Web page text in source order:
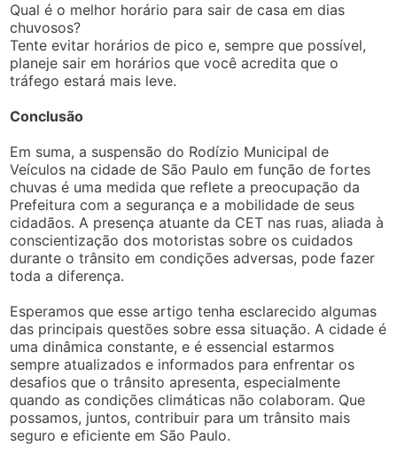
Qual é o melhor horário para sair de casa em dias
chuvosos?
Tente evitar horários de pico e, sempre que possível,
planeje sair em horários que você acredita que o
tráfego estará mais leve.
Conclusão
Em suma, a suspensão do Rodízio Municipal de
Veículos na cidade de São Paulo em função de fortes
chuvas é uma medida que reflete a preocupação da
Prefeitura com a segurança e a mobilidade de seus
cidadãos. A presença atuante da CET nas ruas, aliada à
conscientização dos motoristas sobre os cuidados
durante o trânsito em condições adversas, pode fazer
toda a diferença.
Esperamos que esse artigo tenha esclarecido algumas
das principais questões sobre essa situação. A cidade é
uma dinâmica constante, e é essencial estarmos
sempre atualizados e informados para enfrentar os
desafios que o trânsito apresenta, especialmente
quando as condições climáticas não colaboram. Que
possamos, juntos, contribuir para um trânsito mais
seguro e eficiente em São Paulo.